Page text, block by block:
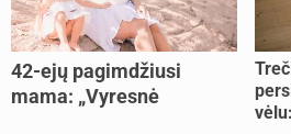
42-ejų pagimdžiusi
mama: „Vyresnė